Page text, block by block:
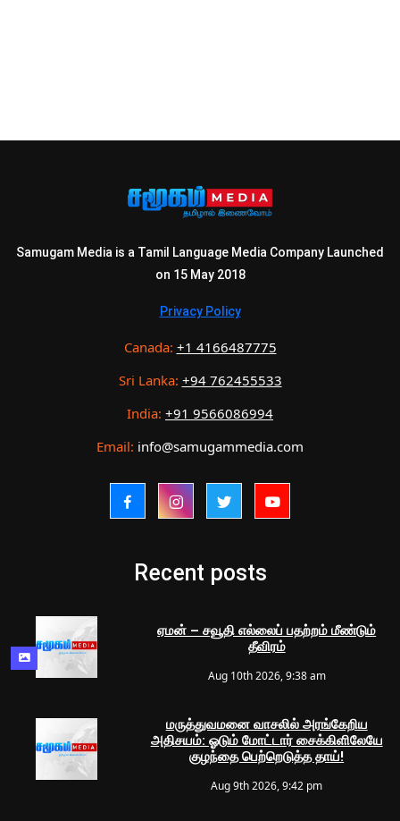
Samugam Media is a Tamil Language Media Company Launched
on 15 May 2018
Privacy Policy
Canada: +1 4166487775
Sri Lanka: +94 762455533
India: +91 9566086994
Email: info@samugammedia.com
Recent posts
ஏமன் – சவூதி எல்லைப் பதற்றம் மீண்டும்
தீவிரம்
Aug 10th 2026, 9:38 am
மருத்துவமனை வாசலில் அரங்கேறிய
அதிசயம்: ஓடும் மோட்டார் சைக்கிளிலேயே
குழந்தை பெற்றெடுத்த தாய்!
Aug 9th 2026, 9:42 pm